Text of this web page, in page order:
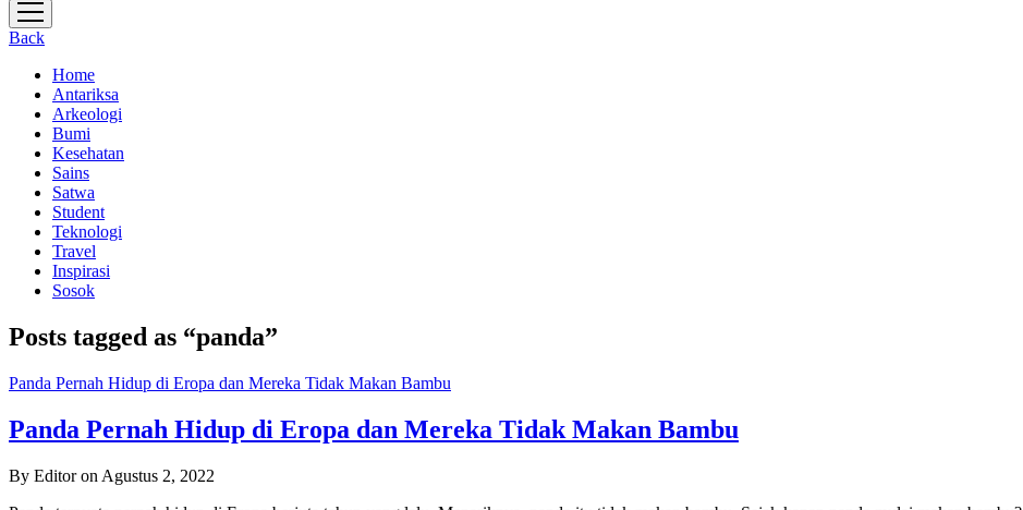
open
menu
Back
Home
Antariksa
Arkeologi
Bumi
Kesehatan
Sains
Satwa
Student
Teknologi
Travel
Inspirasi
Sosok
Posts tagged as “panda”
Panda Pernah Hidup di Eropa dan Mereka Tidak Makan Bambu
Panda Pernah Hidup di Eropa dan Mereka Tidak Makan Bambu
By Editor on Agustus 2, 2022